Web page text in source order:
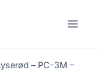
– PC-3M –